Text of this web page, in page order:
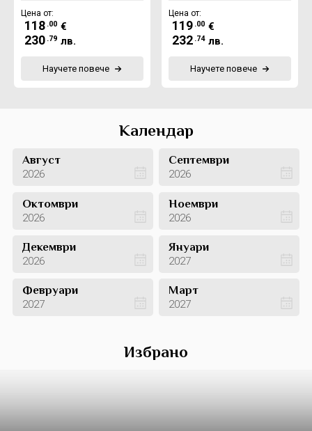
Цена от:
118 .00 €
230 .79 лв.
Научете повече
Цена от:
119 .00 €
232 .74 лв.
Научете повече
Календар
Август
2026
Септември
2026
Октомври
2026
Ноември
2026
Декември
2026
Януари
2027
Февруари
2027
Март
2027
Избрано